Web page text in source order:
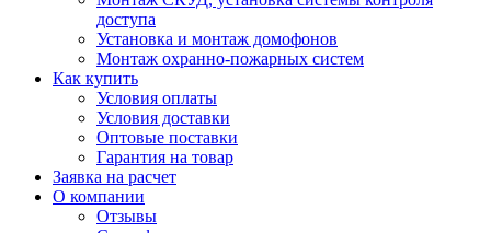
доступа
Установка и монтаж домофонов
Монтаж охранно-пожарных систем
Как купить
Условия оплаты
Условия доставки
Оптовые поставки
Гарантия на товар
Заявка на расчет
О компании
Отзывы